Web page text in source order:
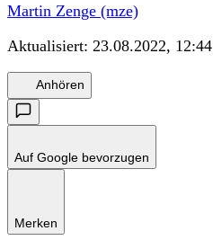
Martin Zenge (mze)
Aktualisiert: 23.08.2022, 12:44
Anhören
Auf Google bevorzugen
Merken